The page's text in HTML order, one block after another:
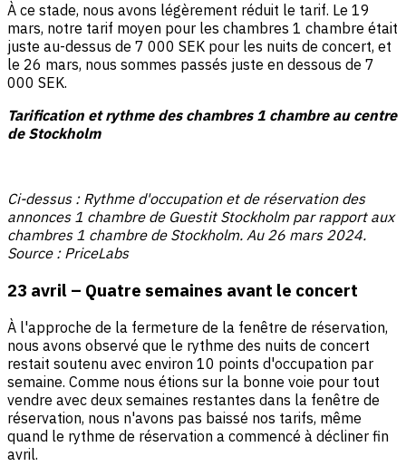
À ce stade, nous avons légèrement réduit le tarif. Le 19
mars, notre tarif moyen pour les chambres 1 chambre était
juste au-dessus de 7 000 SEK pour les nuits de concert, et
le 26 mars, nous sommes passés juste en dessous de 7
000 SEK.
Tarification et rythme des chambres 1 chambre au centre
de Stockholm
Ci-dessus : Rythme d'occupation et de réservation des
annonces 1 chambre de Guestit Stockholm par rapport aux
chambres 1 chambre de Stockholm. Au 26 mars 2024.
Source : PriceLabs
23 avril – Quatre semaines avant le concert
À l'approche de la fermeture de la fenêtre de réservation,
nous avons observé que le rythme des nuits de concert
restait soutenu avec environ 10 points d'occupation par
semaine. Comme nous étions sur la bonne voie pour tout
vendre avec deux semaines restantes dans la fenêtre de
réservation, nous n'avons pas baissé nos tarifs, même
quand le rythme de réservation a commencé à décliner fin
avril.